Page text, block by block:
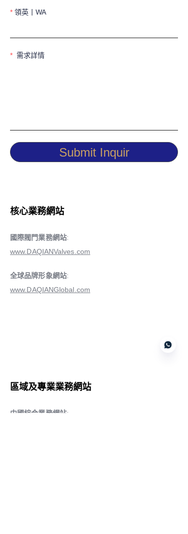
領英丨WA
需求詳情
Submit Inquir
核心業務網站
國際閥門業務網站:
www.DAQIANValves.com
全球品牌形象網站:
www.DAQIANGlobal.com
區域及專業業務網站
中國綜合業務網站: